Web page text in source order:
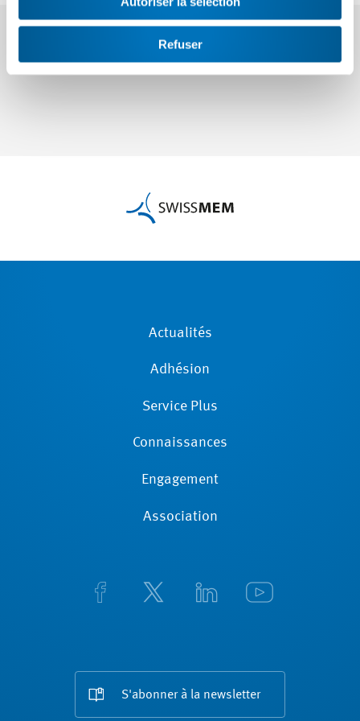
Refuser
Actualités
Adhésion
Service Plus
Connaissances
Engagement
Association
S'abonner à la newsletter